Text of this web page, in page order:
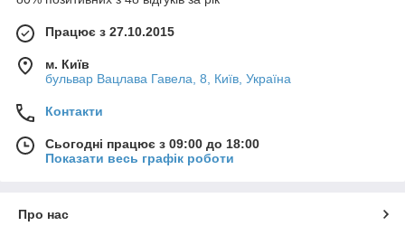
Працює з 27.10.2015
м. Київ
бульвар Вацлава Гавела, 8, Київ, Україна
Контакти
Сьогодні працює з 09:00 до 18:00
Показати весь графік роботи
Про нас